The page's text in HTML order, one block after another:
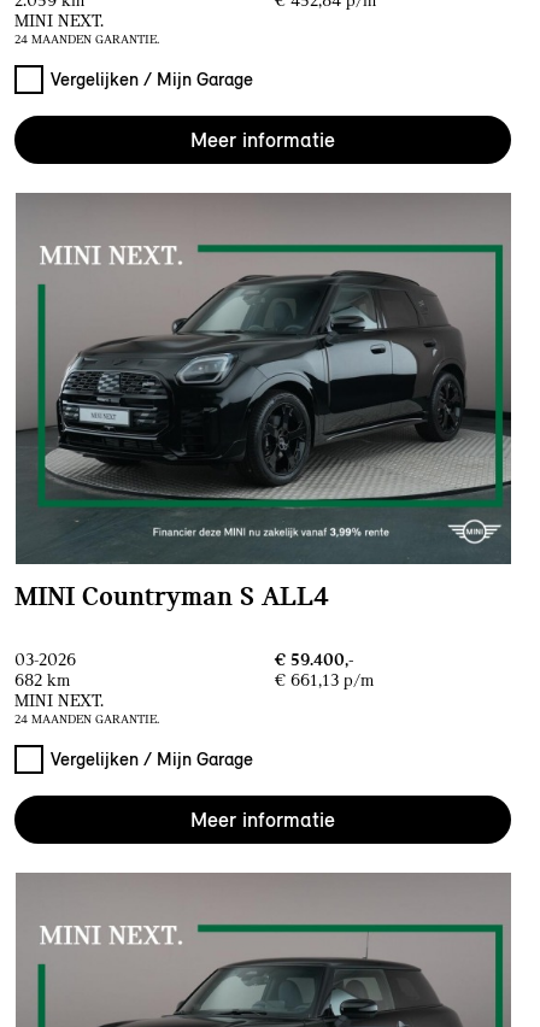
MINI NEXT.
24 MAANDEN GARANTIE.
Vergelijken / Mijn Garage
Meer informatie
MINI Countryman S ALL4
03-2026
€ 59.400,-
682 km
€ 661,13 p/m
MINI NEXT.
24 MAANDEN GARANTIE.
Vergelijken / Mijn Garage
Meer informatie